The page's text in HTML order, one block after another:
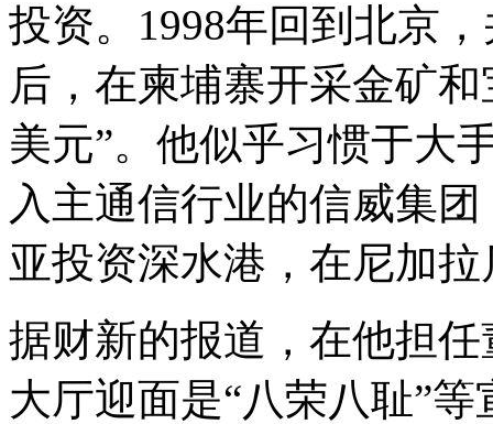
投资。1998年回到北京
后，在柬埔寨开采金矿
美元”。他似乎习惯于大
入主通信行业的信威集
亚投资深水港，在尼加
据财新的报道，在他担
大厅迎面是“八荣八耻”